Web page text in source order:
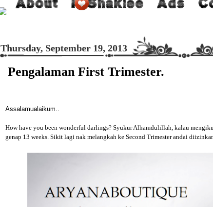
Thursday, September 19, 2013
Pengalaman First Trimester.
Assalamualaikum..
How have you been wonderful darlings? Syukur Alhamdulillah, kalau
genap 13 weeks. Sikit lagi nak melangkah ke Second Trimester andai